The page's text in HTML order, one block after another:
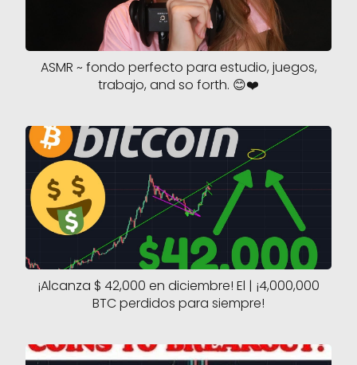
ASMR ~ fondo perfecto para estudio, juegos,
trabajo, and so forth. 😊❤️
¡Alcanza $ 42,000 en diciembre! El | ¡4,000,000
BTC perdidos para siempre!